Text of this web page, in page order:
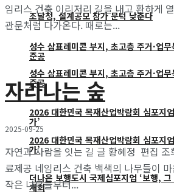
조달청, 설계공모 참가 문턱 낮춘다
성수 삼표레미콘 부지, 초고층 주거·업
준공
2026 대한민국 목재산업박람회 심포지
가’
성수 삼표레미콘 부지, 초고층 주거·업
준공
2026 대한민국 목재산업박람회 심포지
가’
더나은 보행도시 국제심포지엄 ‘보행,
개최
임리스 건축 이리저리 길을 내고 환하게
관문처럼 다가온다. 때로는...
자라나는 숲
2025-09-25
자연과 사람을 잇는 길 글 황혜정 편집
료제공 네임리스 건축 백색의 나무들이
작은 나무들부터...